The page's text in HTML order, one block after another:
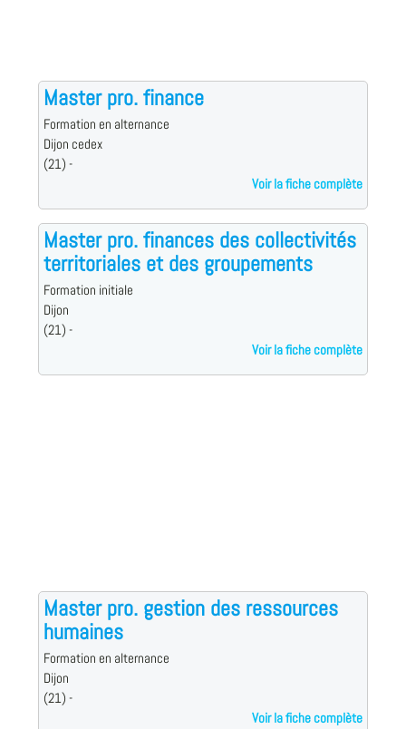
Master pro. finance
Formation en alternance
Dijon cedex
(21) -
Voir la fiche complète
Master pro. finances des collectivités
territoriales et des groupements
Formation initiale
Dijon
(21) -
Voir la fiche complète
Master pro. gestion des ressources
humaines
Formation en alternance
Dijon
(21) -
Voir la fiche complète